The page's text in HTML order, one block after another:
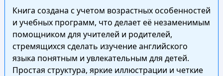
Книга создана с учетом возрастных особенностей
и учебных программ, что делает её незаменимым
помощником для учителей и родителей,
стремящихся сделать изучение английского
языка понятным и увлекательным для детей.
Простая структура, яркие иллюстрации и четкие